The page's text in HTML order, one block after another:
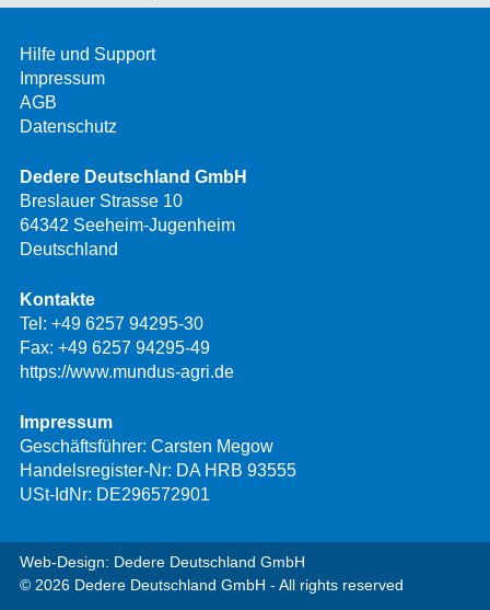
Hilfe und Support
Impressum
AGB
Datenschutz
Dedere Deutschland GmbH
Breslauer Strasse 10
64342 Seeheim-Jugenheim
Deutschland
Kontakte
Tel: +49 6257 94295-30
Fax: +49 6257 94295-49
https://www.mundus-agri.de
Impressum
Geschäftsführer: Carsten Megow
Handelsregister-Nr: DA HRB 93555
USt-IdNr: DE296572901
Web-Design: Dedere Deutschland GmbH
© 2026 Dedere Deutschland GmbH - All rights reserved